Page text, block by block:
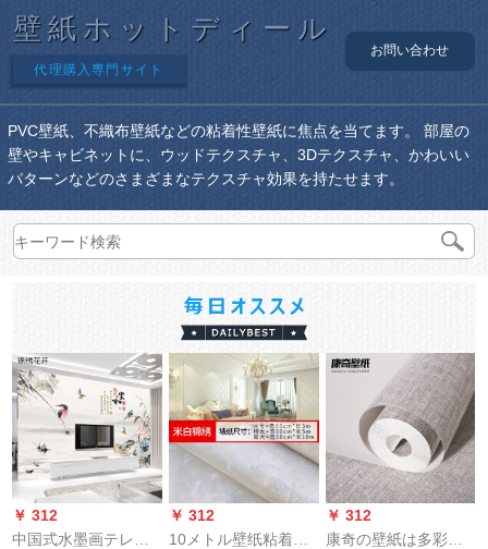
壁紙ホットディール
代理購入専門サイト
お問い合わせ
PVC壁紙、不織布壁紙などの粘着性壁紙に焦点を当てます。 部屋の
壁やキャビネットに、ウッドテクスチャ、3Dテクスチャ、かわいい
パターンなどのさまざまなテクスチャ効果を持たせます。
￥ 312
中国式水墨画テレビ
￥ 312
10メトル壁纸粘着式
￥ 312
康奇の壁紙は多彩で